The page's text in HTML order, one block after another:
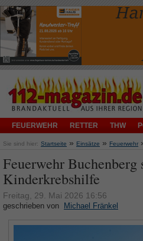
FEUERWEHR RETTER THW
Sie sind hier: Startseite » Einsätze » Feuerwehr
Feuerwehr
Kinderkrebshilfe
Freitag, 29. Mai 2026 16:56
geschrieben von Michael Fränkel